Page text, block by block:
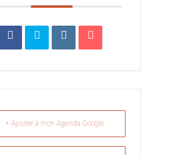
+ Ajouter à mon Agenda Google